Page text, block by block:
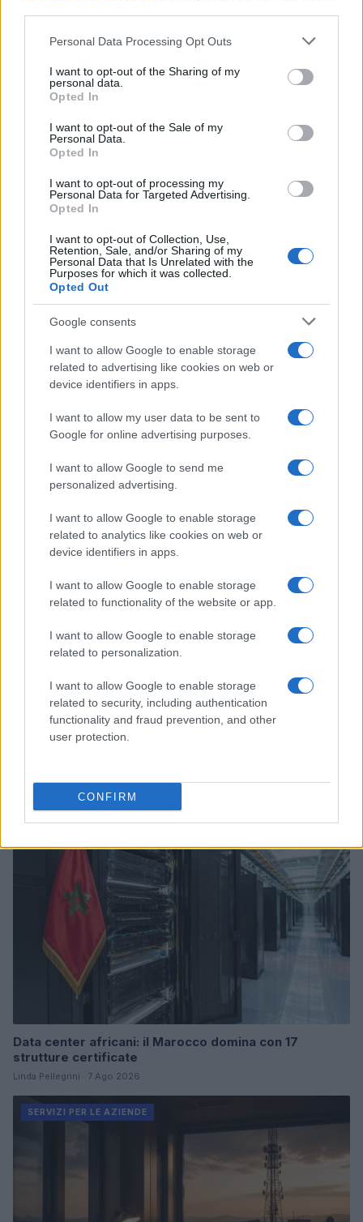
Please note that this website/app uses one or more Google
not limited to your visit or usage behaviour. You may click to
grant or deny consent to Google and its third-party tags to
use your data for below specified purposes in below Google
consent section.
Personal Data Processing Opt Outs
I want to opt-out of the Sharing of my
personal data.
Opted In
I want to opt-out of the Sale of my
Personal Data.
Opted In
I want to opt-out of processing my
Personal Data for Targeted Advertising.
Opted In
I want to opt-out of Collection, Use,
Retention, Sale, and/or Sharing of my
Personal Data that Is Unrelated with the
Purposes for which it was collected.
Opted Out
Google consents
I want to allow Google to enable storage
related to advertising like cookies on web or
device identifiers in apps.
I want to allow my user data to be sent to
Google for online advertising purposes.
I want to allow Google to send me
personalized advertising.
I want to allow Google to enable storage
related to analytics like cookies on web or
device identifiers in apps.
I want to allow Google to enable storage
related to functionality of the website or app.
I want to allow Google to enable storage
related to personalization.
I want to allow Google to enable storage
related to security, including authentication
functionality and fraud prevention, and other
user protection.
CONFIRM
mappa manoscritta dei rioni fiorentini nella sua
Continua a leggere
SERVIZI PER LE AZIENDE
Turismo straniero in Italia: dati 2026 e strategie per le
Linda Pellegrini · 7 Ago 2026
Data center africani: il Marocco domina con 17
strutture certificate
Linda Pellegrini · 7 Ago 2026
SERVIZI PER LE AZIENDE